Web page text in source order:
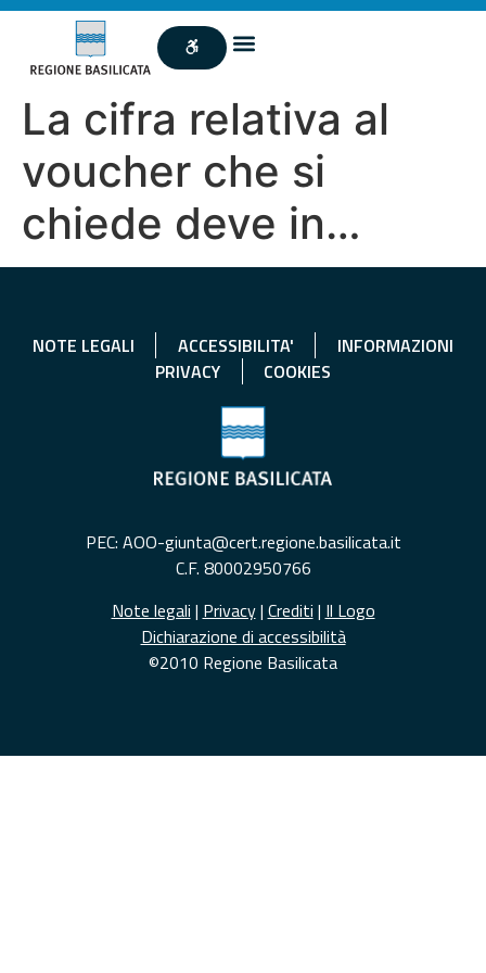
La cifra relativa al
voucher che si
chiede deve in…
NOTE LEGALI ACCESSIBILITA'
INFORMAZIONI
PRIVACY
COOKIES
PEC: AOO-giunta@cert.regione.basilicata.it
C.F. 80002950766
Note legali | Privacy| Crediti | Il Logo
Dichiarazione di accessibilità
©2010 Regione Basilicata